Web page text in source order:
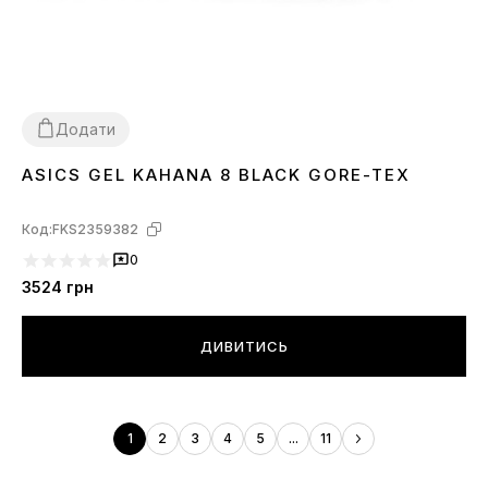
Додати
36 37384142 44
ASICS GEL KAHANA 8 BLACK GORE-TEX
Код:FKS2359382
0
3524 грн
ДИВИТИСЬ
1 2 3 4 5 ... 11